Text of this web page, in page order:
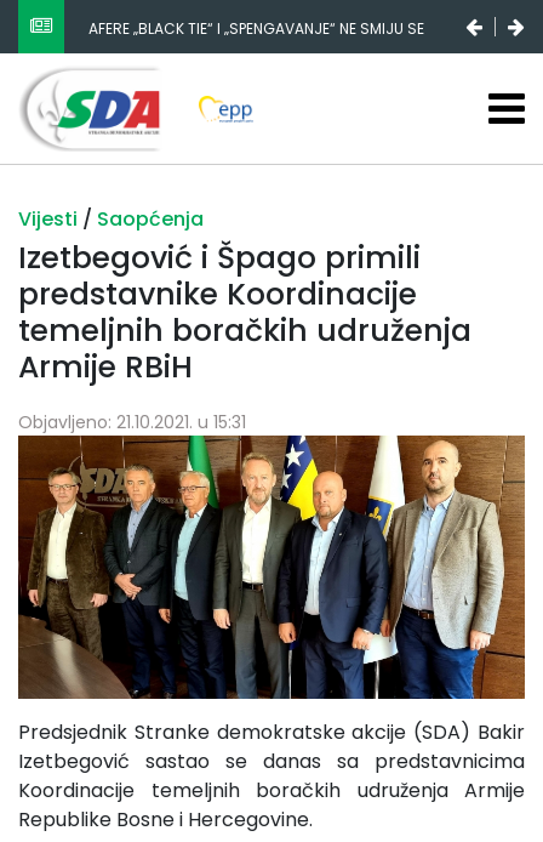
AFERE „BLACK TIE“ I „SPENGAVANJE“ NE SMIJU SE
ZATAŠKATI
Vijesti / Saopćenja
Izetbegović i Špago primili
predstavnike Koordinacije
temeljnih boračkih udruženja
Armije RBiH
Objavljeno: 21.10.2021. u 15:31
Predsjednik Stranke demokratske akcije (SDA) Bakir
Izetbegović sastao se danas sa predstavnicima
Koordinacije temeljnih boračkih udruženja Armije
Republike Bosne i Hercegovine.